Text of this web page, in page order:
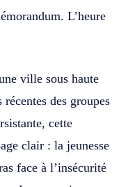
L’heure
ville sous haute
des groupes
cette
clair : la jeunesse
face à l’insécurité